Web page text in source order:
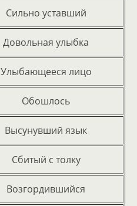
Сильно уставший
Довольная улыбка
Улыбающееся лицо
Обошлось
Высунувший язык
Сбитый с толку
Возгордившийся